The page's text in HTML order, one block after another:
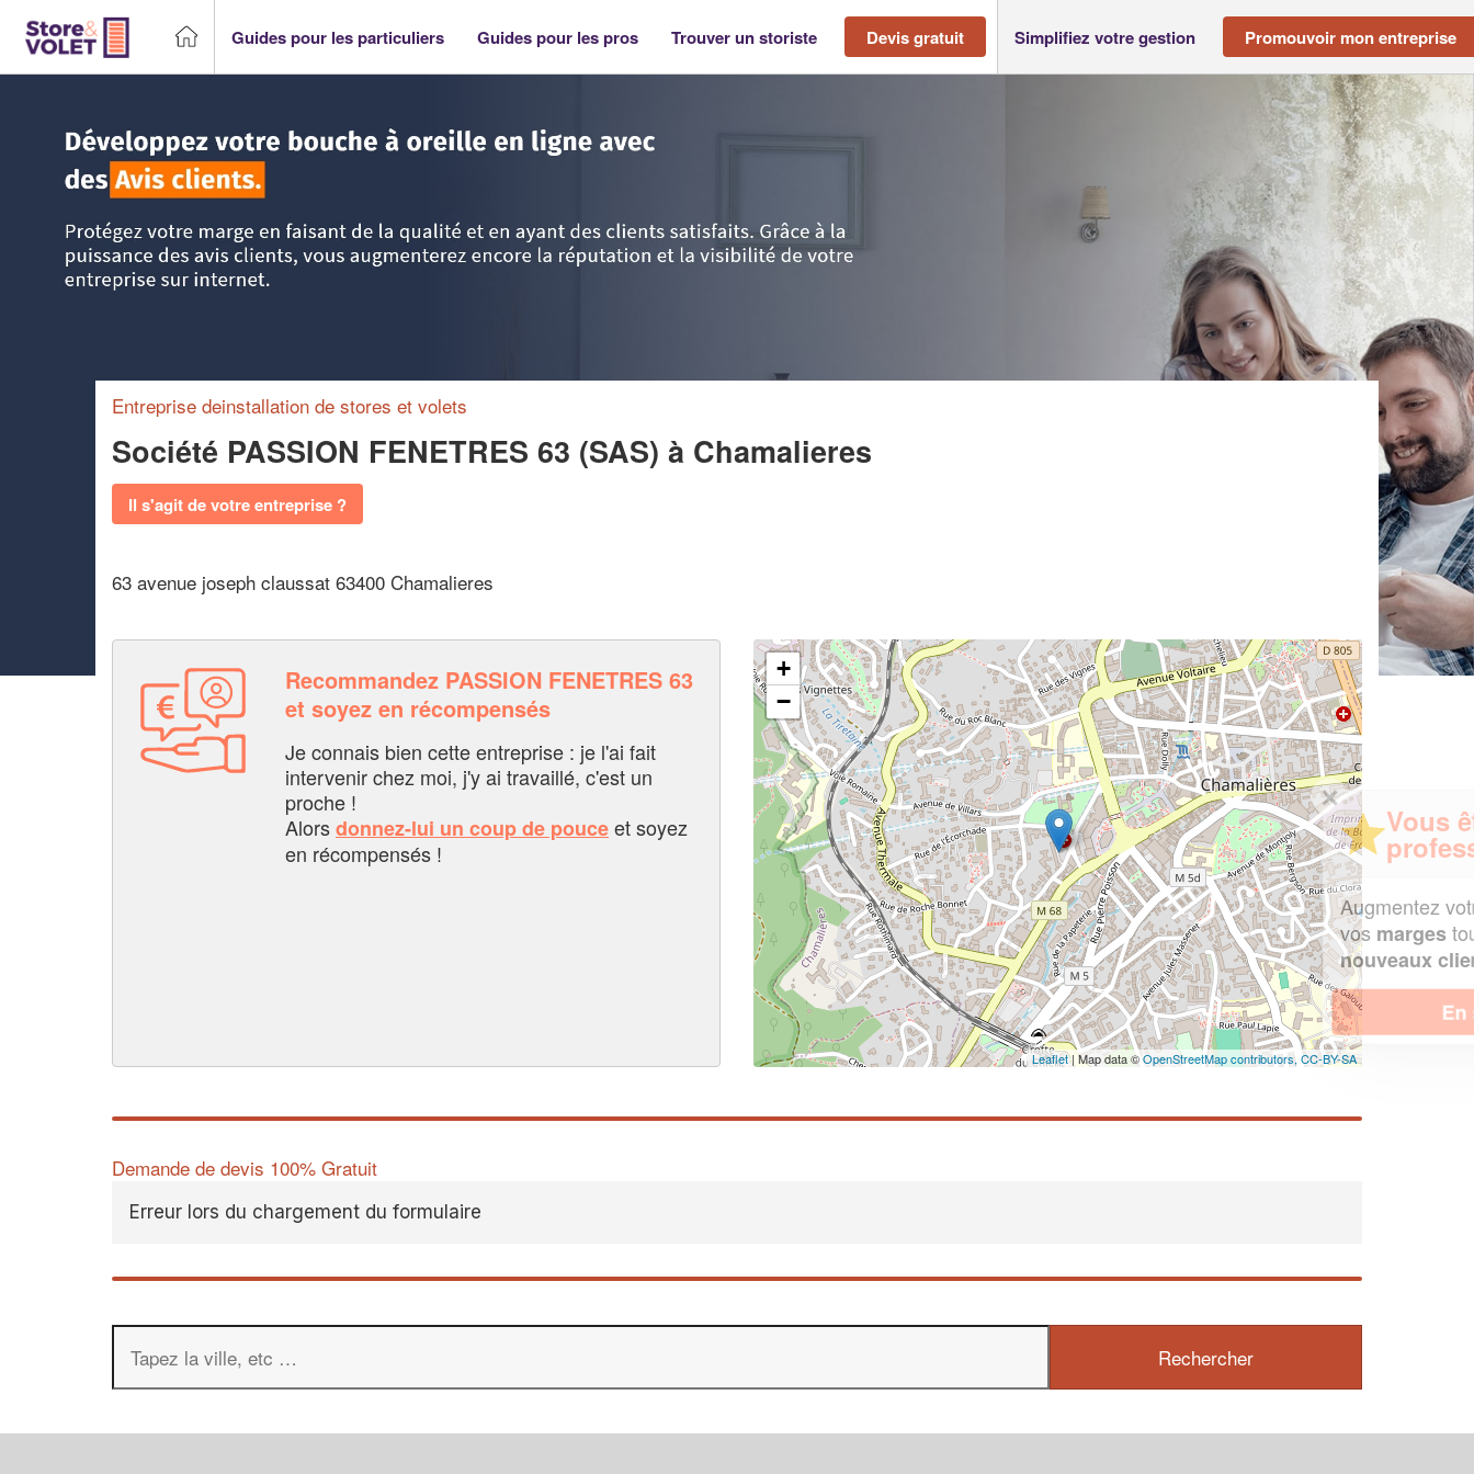
Guides pour les particuliers Guides pour les pros Trouver un storiste Devis gratuit Simplifiez votre gestion Promouvoir mon entreprise
Entreprise deinstallation de stores et volets
Société PASSION FENETRES 63 (SAS) à Chamalieres
Il s'agit de votre entreprise ?
63 avenue joseph claussat 63400 Chamalieres
Recommandez PASSION FENETRES 63
et soyez en récompensés
Je connais bien cette entreprise : je l'ai fait
intervenir chez moi, j'y ai travaillé, c'est un
proche !
Alorsdonnez-lui un coup de pouceet soyez
en récompensés !
+
−
Leaflet| Map data ©OpenStreetMap contributors, CC-BY-SA
Demande de devis 100% Gratuit
Erreur lors du chargement du formulaire
✕
Vous êtes un
professionnel ?
Augmentez votrechiffre d'affaireset
vosmargestout en gagnant de
nouveaux clients!
En savoir plus